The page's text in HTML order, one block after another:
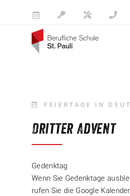
FEIERTAGE IN
Dritter Advent
Gedenktag
Wenn Sie Gedenktage
rufen Sie die Google